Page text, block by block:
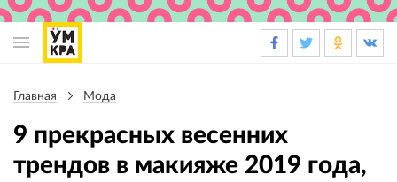
навигации
Главная Мода
9 прекрасных весенних
трендов в макияже 2019 года,